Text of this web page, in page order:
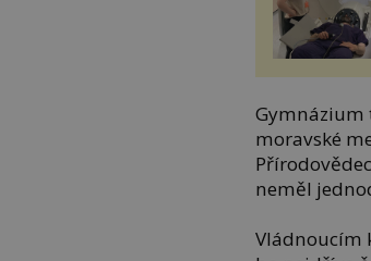
Gymnázium
moravské
neměl
Vládnoucím